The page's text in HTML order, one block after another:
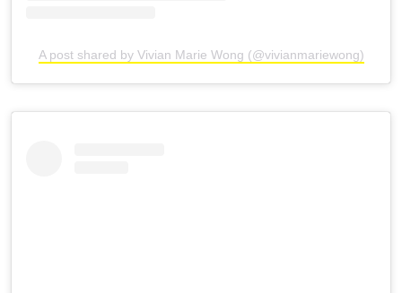
A post shared by Vivian Marie Wong (@vivianmariewong)